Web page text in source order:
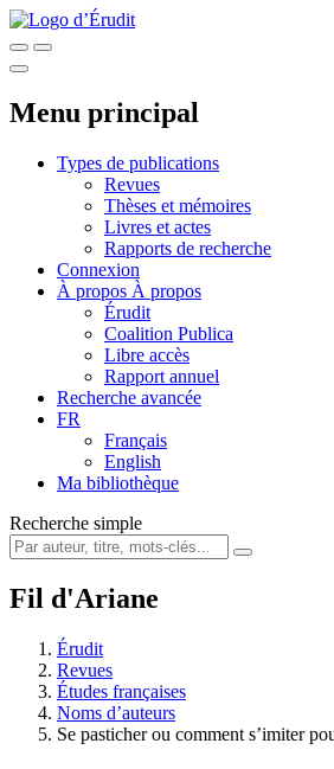
Menu principal
Types de publications
Revues
Thèses et mémoires
Livres et actes
Rapports de recherche
Connexion
À propos À propos
Érudit
Coalition Publica
Libre accès
Rapport annuel
Recherche avancée
FR
Français
English
Ma bibliothèque
Recherche simple
Fil d'Ariane
Érudit
Revues
Études françaises
Noms d’auteurs
Se pasticher ou comment s’imiter